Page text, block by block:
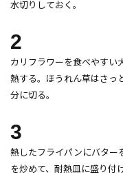
水切りしておく。
2
カリフラワーを食べやすい
熱する。ほうれん草はさっ
分に切る。
3
熱したフライパンにバター
を炒めて、耐熱皿に盛り付